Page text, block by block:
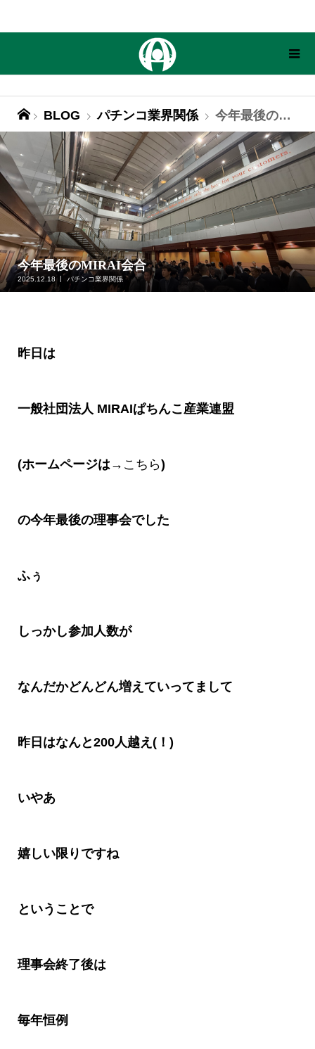
BLOG パチンコ業界関係 今年最後のMIRAI会合
今年最後のMIRAI会合
2025.12.18 パチンコ業界関係
昨日は
一般社団法人 MIRAIぱちんこ産業連盟
(ホームページは→ こちら)
の今年最後の理事会でした
ふぅ
しっかし参加人数が
なんだかどんどん増えていってまして
昨日はなんと200人越え(！)
いやあ
嬉しい限りですね
ということで
理事会終了後は
毎年恒例